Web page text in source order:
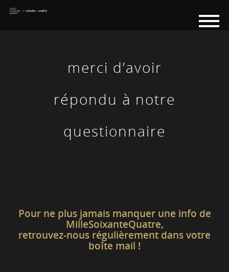
merci d’avoir
répondu à notre
questionnaire
Pour ne plus jamais manquer une info de
MilleSoixanteQuatre,
retrouvez-nous régulièrement dans votre
boîte mail !